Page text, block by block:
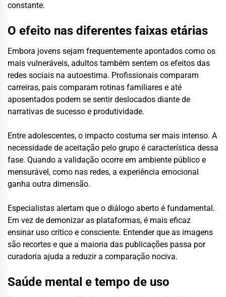
constante.
O efeito nas diferentes faixas etárias
Embora jovens sejam frequentemente apontados como os
mais vulneráveis, adultos também sentem os efeitos das
redes sociais na autoestima. Profissionais comparam
carreiras, pais comparam rotinas familiares e até
aposentados podem se sentir deslocados diante de
narrativas de sucesso e produtividade.
Entre adolescentes, o impacto costuma ser mais intenso. A
necessidade de aceitação pelo grupo é característica dessa
fase. Quando a validação ocorre em ambiente público e
mensurável, como nas redes, a experiência emocional
ganha outra dimensão.
Especialistas alertam que o diálogo aberto é fundamental.
Em vez de demonizar as plataformas, é mais eficaz
ensinar uso crítico e consciente. Entender que as imagens
são recortes e que a maioria das publicações passa por
curadoria ajuda a reduzir a comparação nociva.
Saúde mental e tempo de uso